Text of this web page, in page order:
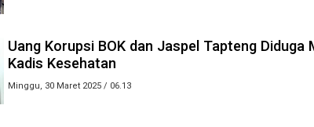
Uang Korupsi BOK dan Jaspel Tapteng Diduga
Kadis Kesehatan
Minggu, 30 Maret 2025 / 06.13